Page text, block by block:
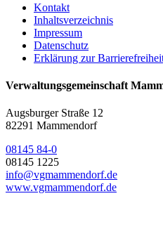
Kontakt
Inhaltsverzeichnis
Impressum
Datenschutz
Erklärung zur
Verwaltungsgemeinschaft
Augsburger Straße 12
82291 Mammendorf
08145 84-0
08145 1225
info@vgmammendorf.de
www.vgmammendorf.de